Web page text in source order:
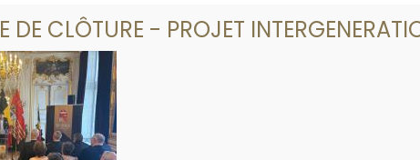
DE CLÔTURE - PROJET